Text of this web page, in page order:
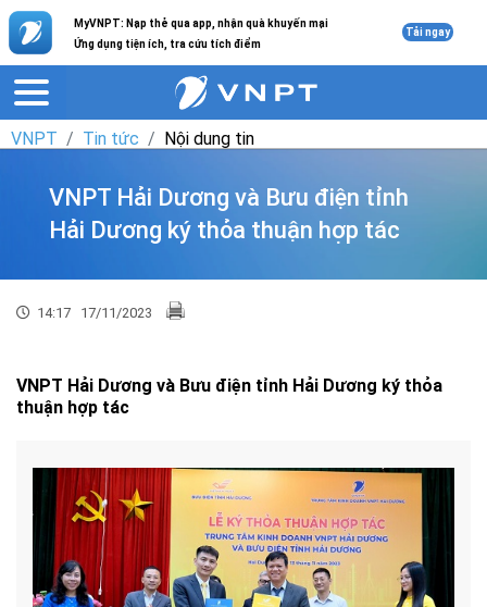
MyVNPT: Nạp thẻ qua app, nhận quà khuyến mại
Ứng dụng tiện ích, tra cứu tích điểm
Tải ngay
VNPT Tin tức Nội dung tin
VNPT Hải Dương và Bưu điện tỉnh
Hải Dương ký thỏa thuận hợp tác
14:17 17/11/2023
VNPT Hải Dương và Bưu điện tỉnh Hải Dương ký thỏa
thuận hợp tác